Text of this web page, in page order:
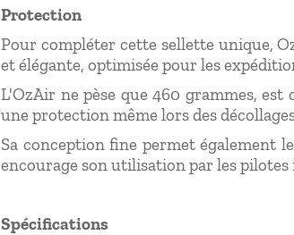
Protection
Pour compléter cette sellette unique,
et élégante, optimisée pour les
L'OzAir ne pèse que 460 grammes,
une protection même lors des
Sa conception fine permet également
encourage son utilisation par les
Spécifications